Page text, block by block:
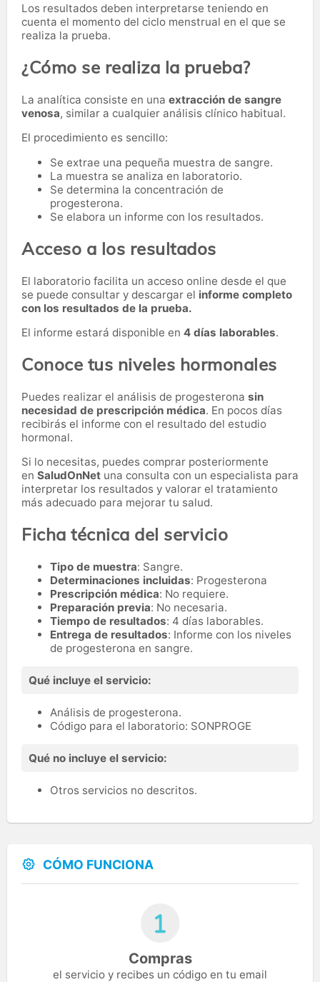
Los resultados deben interpretarse teniendo en
cuenta el momento del ciclo menstrual en el que se
realiza la prueba.
¿Cómo se realiza la prueba?
La analítica consiste en una extracción de sangre
venosa, similar a cualquier análisis clínico habitual.
El procedimiento es sencillo:
Se extrae una pequeña muestra de sangre.
La muestra se analiza en laboratorio.
Se determina la concentración de
progesterona.
Se elabora un informe con los resultados.
Acceso a los resultados
El laboratorio facilita un acceso online desde el que
se puede consultar y descargar el informe completo
con los resultados de la prueba.
El informe estará disponible en 4 días laborables.
Conoce tus niveles hormonales
Puedes realizar el análisis de progesterona sin
necesidad de prescripción médica. En pocos días
recibirás el informe con el resultado del estudio
hormonal.
Si lo necesitas, puedes comprar posteriormente
en SaludOnNet una consulta con un especialista para
interpretar los resultados y valorar el tratamiento
más adecuado para mejorar tu salud.
Ficha técnica del servicio
Tipo de muestra: Sangre.
Determinaciones incluidas: Progesterona
Prescripción médica: No requiere.
Preparación previa: No necesaria.
Tiempo de resultados: 4 días laborables.
Entrega de resultados: Informe con los niveles
de progesterona en sangre.
Qué incluye el servicio:
Análisis de progesterona.
Código para el laboratorio: SONPROGE
Qué no incluye el servicio:
Otros servicios no descritos.
CÓMO FUNCIONA
Compras
el servicio y recibes un código en tu email